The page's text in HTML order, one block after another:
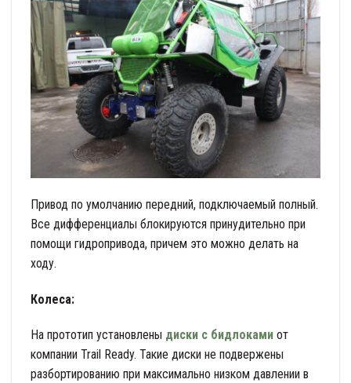
Привод по умолчанию передний, подключаемый полный.
Все дифференциалы блокируются принудительно при
помощи гидропривода, причем это можно делать на
ходу.
Колеса:
На прототип установлены диски с бидлоками от
компании Trail Ready. Такие диски не подвержены
разбортированию при максимально низком давлении в